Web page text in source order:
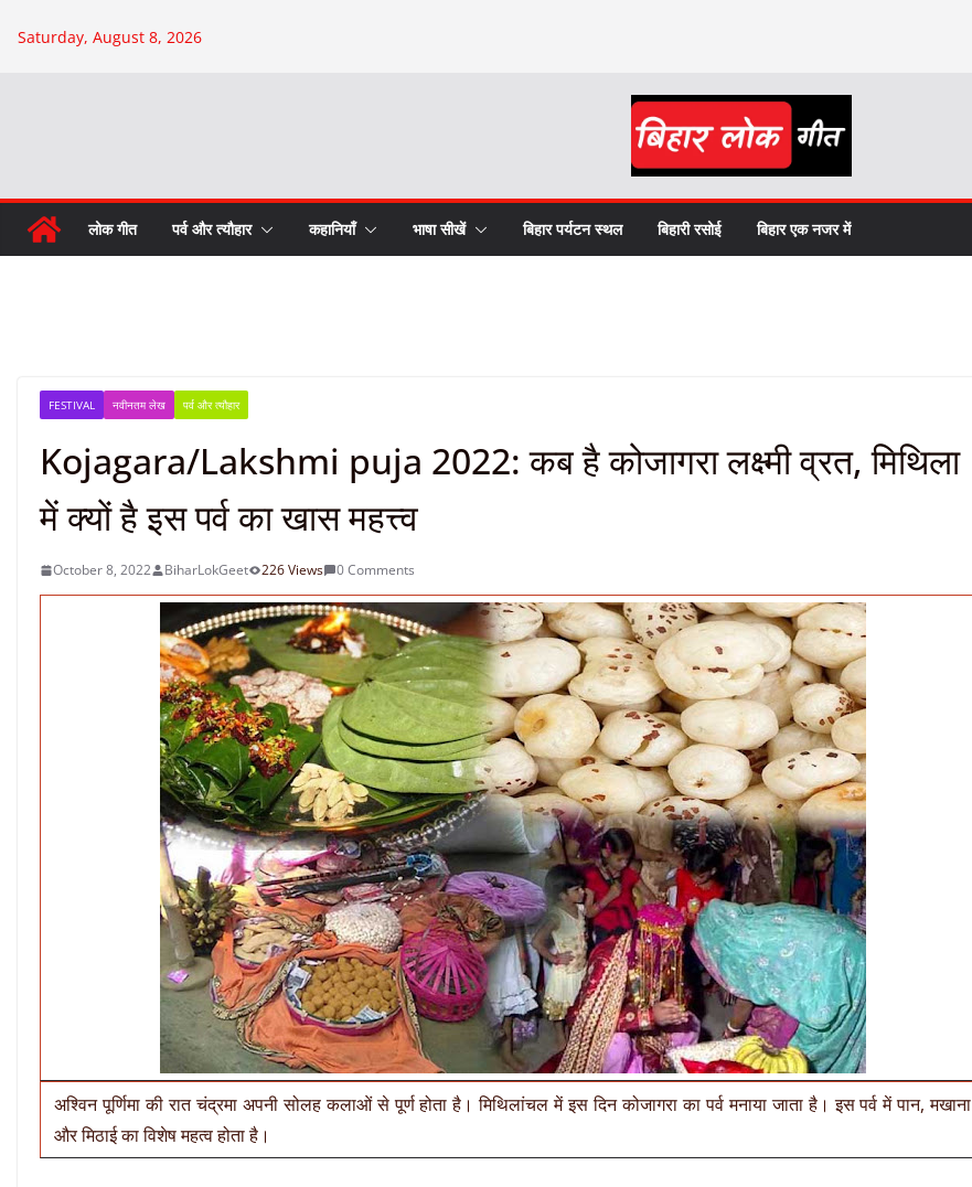
Saturday, August 8, 2026
लोक गीत पर्व और त्यौहार कहानियाँ भाषा सीखें बिहार पर्यटन स्थल बिहारी रसोई बिहार एक नजर में
FESTIVAL नवीनतम लेख पर्व और त्यौहार
Kojagara/Lakshmi puja 2022: कब है कोजागरा लक्ष्मी व्रत, मिथिला
में क्यों है इस पर्व का खास महत्त्व
October 8, 2022 BiharLokGeet 226 Views 0 Comments
अश्विन पूर्णिमा की रात चंद्रमा अपनी सोलह कलाओं से पूर्ण होता है। मिथिलांचल में इस दिन कोजागरा का पर्व मनाया जाता है। इस पर्व में पान, मखाना
और मिठाई का विशेष महत्व होता है।